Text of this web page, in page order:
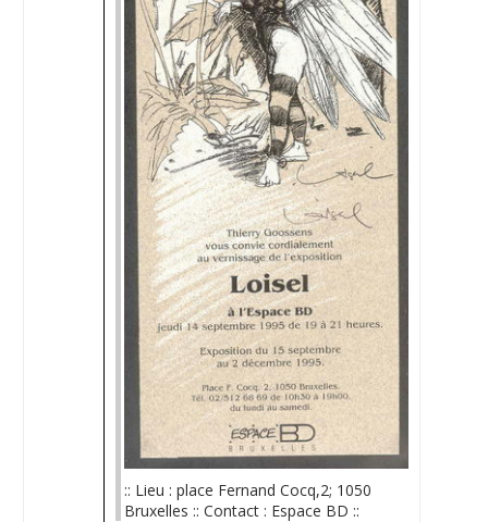
:: Lieu : place Fernand Cocq,2; 1050
Bruxelles :: Contact : Espace BD ::